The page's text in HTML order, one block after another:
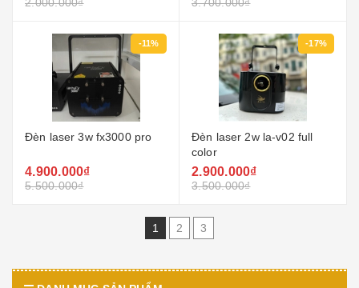
-11%
Đèn laser 3w fx3000 pro
4.900.000₫
5.500.000₫
-17%
Đèn laser 2w la-v02 full
color
2.900.000₫
3.500.000₫
1 2 3